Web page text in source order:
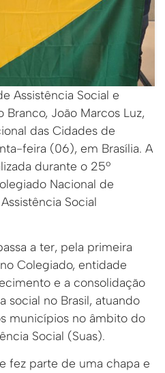
Assistência Social e
Branco, João Marcos Luz,
das Cidades de
feira (06), em Brasília. A
durante o 25º
Nacional de
Social
a ter, pela primeira
Colegiado, entidade
e a consolidação
social no Brasil, atuando
municípios no âmbito do
Social (Suas).
fez parte de uma chapa e